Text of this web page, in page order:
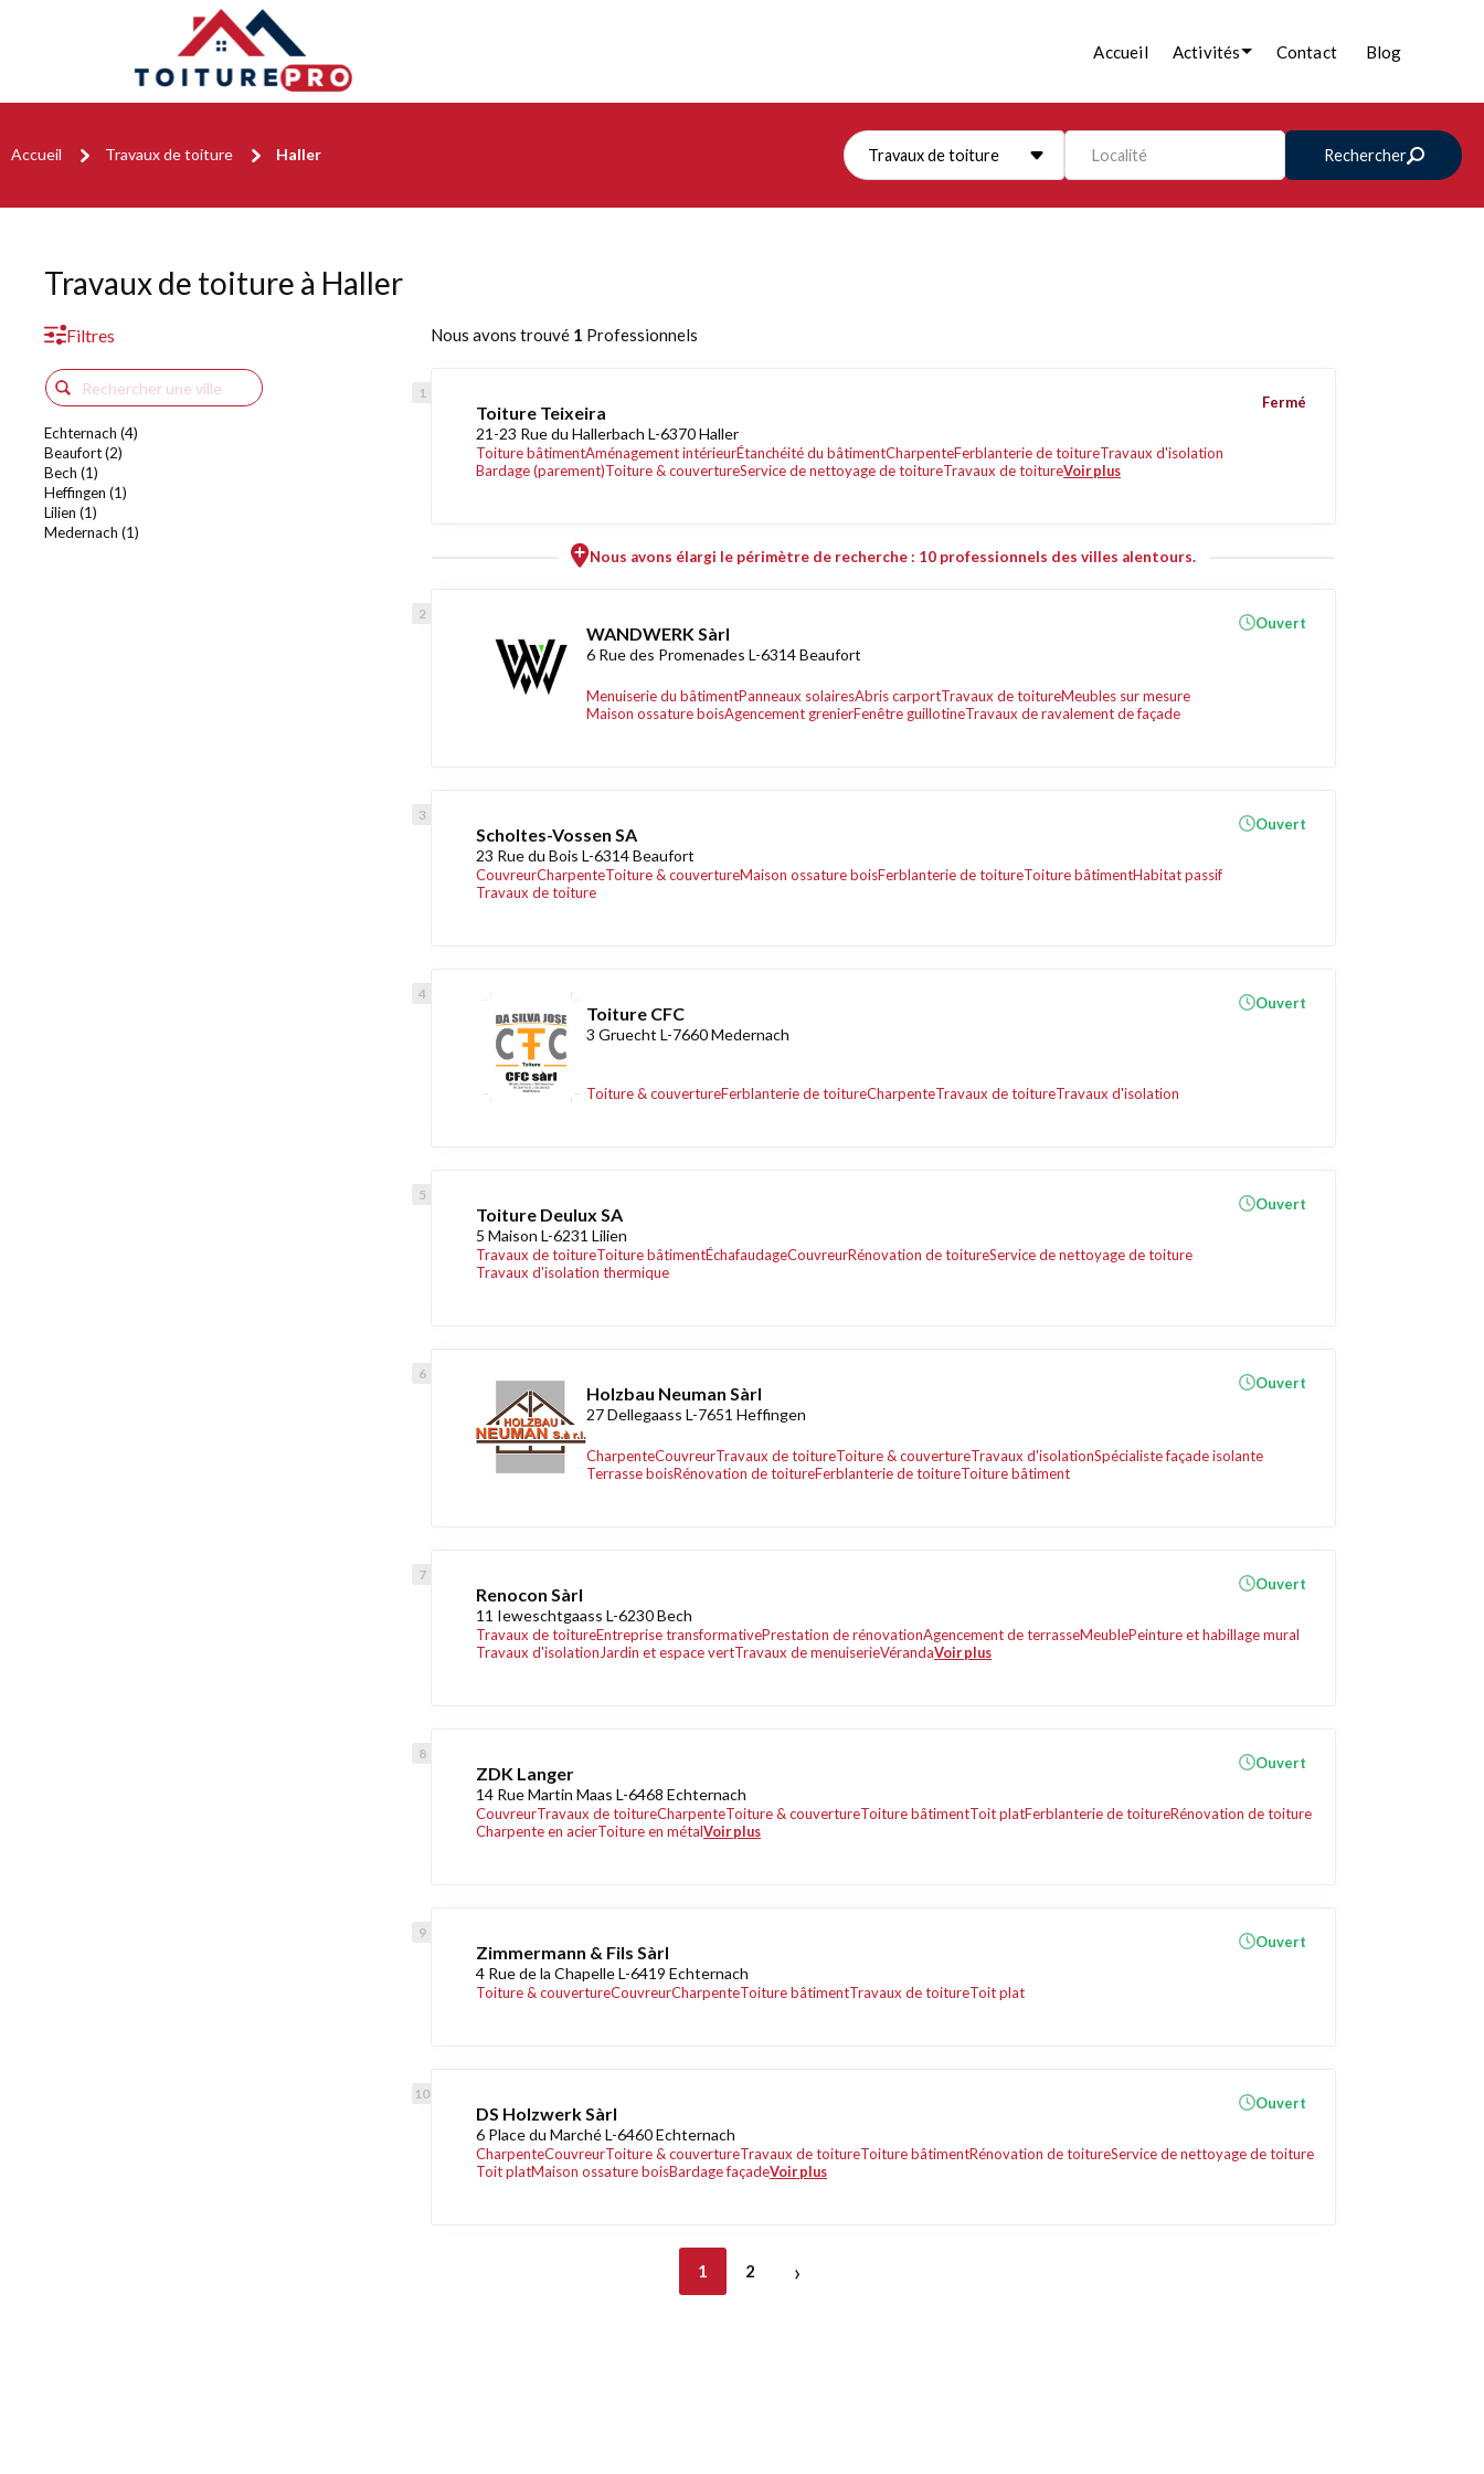
Accueil Activités Contact Blog
Accueil Travaux de toiture Haller Travaux de toiture Localité Rechercher
Travaux de toiture à Haller
Filtres
Echternach (4)
Beaufort (2)
Bech (1)
Heffingen (1)
Lilien (1)
Medernach (1)
Nous avons trouvé 1 Professionnels
Toiture Teixeira
21-23 Rue du Hallerbach L-6370 Haller
Toiture bâtimentAménagement intérieurÉtanchéité du bâtimentCharpenteFerblanterie de toitureTravaux d'isolation
Bardage (parement)Toiture & couvertureService de nettoyage de toitureTravaux de toitureVoir plus
Fermé
Nous avons élargi le périmètre de recherche : 10 professionnels des villes alentours.
WANDWERK Sàrl
6 Rue des Promenades L-6314 Beaufort
Menuiserie du bâtimentPanneaux solairesAbris carportTravaux de toitureMeubles sur mesure
Maison ossature boisAgencement grenierFenêtre guillotineTravaux de ravalement de façade
Ouvert
Scholtes-Vossen SA
23 Rue du Bois L-6314 Beaufort
CouvreurCharpenteToiture & couvertureMaison ossature boisFerblanterie de toitureToiture bâtimentHabitat passif
Travaux de toiture
Ouvert
Toiture CFC
3 Gruecht L-7660 Medernach
Toiture & couvertureFerblanterie de toitureCharpenteTravaux de toitureTravaux d'isolation
Ouvert
Toiture Deulux SA
5 Maison L-6231 Lilien
Travaux de toitureToiture bâtimentÉchafaudageCouvreurRénovation de toitureService de nettoyage de toiture
Travaux d'isolation thermique
Ouvert
Holzbau Neuman Sàrl
27 Dellegaass L-7651 Heffingen
CharpenteCouvreurTravaux de toitureToiture & couvertureTravaux d'isolationSpécialiste façade isolante
Terrasse boisRénovation de toitureFerblanterie de toitureToiture bâtiment
Ouvert
Renocon Sàrl
11 Ieweschtgaass L-6230 Bech
Travaux de toitureEntreprise transformativePrestation de rénovationAgencement de terrasseMeublePeinture et habillage mural
Travaux d'isolation Jardin et espace vertTravaux de menuiserieVérandaVoir plus
Ouvert
ZDK Langer
14 Rue Martin Maas L-6468 Echternach
CouvreurTravaux de toitureCharpenteToiture & couvertureToiture bâtimentToit platFerblanterie de toitureRénovation de toiture
Charpente en acierToiture en métalVoir plus
Ouvert
Zimmermann & Fils Sàrl
4 Rue de la Chapelle L-6419 Echternach
Toiture & couvertureCouvreurCharpenteToiture bâtimentTravaux de toitureToit plat
Ouvert
DS Holzwerk Sàrl
6 Place du Marché L-6460 Echternach
CharpenteCouvreurToiture & couvertureTravaux de toitureToiture bâtimentRénovation de toitureService de nettoyage de toiture
Toit platMaison ossature boisBardage façadeVoir plus
Ouvert
1 2 ›